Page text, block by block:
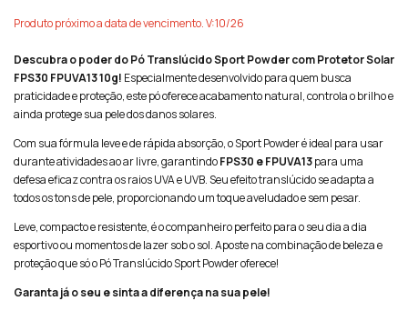
Produto próximo a data de vencimento. V:10/26
Descubra o poder do Pó Translúcido Sport Powder com Protetor Solar
FPS30 FPUVA13 10g! Especialmente desenvolvido para quem busca
praticidade e proteção, este pó oferece acabamento natural, controla o brilho e
ainda protege sua pele dos danos solares.
Com sua fórmula leve e de rápida absorção, o Sport Powder é ideal para usar
durante atividades ao ar livre, garantindoFPS30 e FPUVA13para uma
defesa eficaz contra os raios UVA e UVB. Seu efeito translúcido se adapta a
todos os tons de pele, proporcionando um toque aveludado e sem pesar.
Leve, compacto e resistente, é o companheiro perfeito para o seu dia a dia
esportivo ou momentos de lazer sob o sol. Aposte na combinação de beleza e
proteção que só o Pó Translúcido Sport Powder oferece!
Garanta já o seu e sinta a diferença na sua pele!